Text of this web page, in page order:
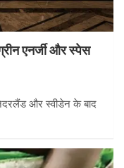
एनर्जी और स्पेस
और स्वीडेन के बाद